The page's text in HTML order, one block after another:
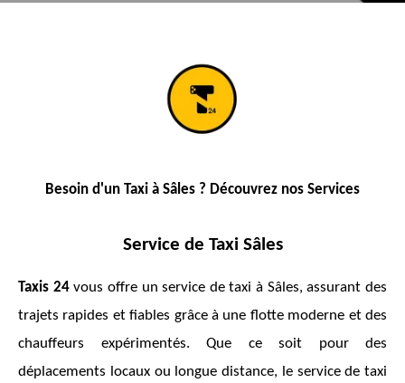
Besoin d'un Taxi à Sâles ? Découvrez nos Services
Service de Taxi Sâles
Taxis 24vous offre un service de taxi à Sâles, assurant des
trajets rapides et fiables grâce à une flotte moderne et des
chauffeurs expérimentés. Que ce soit pour des
déplacements locaux ou longue distance, le service de taxi